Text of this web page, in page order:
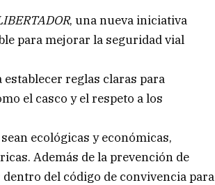
, una nueva iniciativa
para mejorar la seguridad vial
reglas claras para
el casco y el respeto a los
ecológicas y económicas,
Además de la prevención de
del código de convivencia para